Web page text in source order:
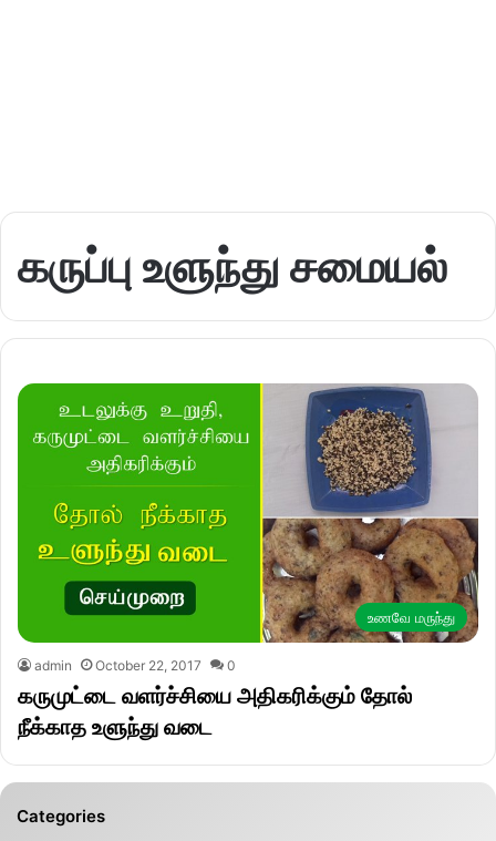
கருப்பு உளுந்து சமையல்
உணவே மருந்து
admin October 22, 2017 0
கருமுட்டை வளர்ச்சியை அதிகரிக்கும் தோல்
நீக்காத உளுந்து வடை
Categories